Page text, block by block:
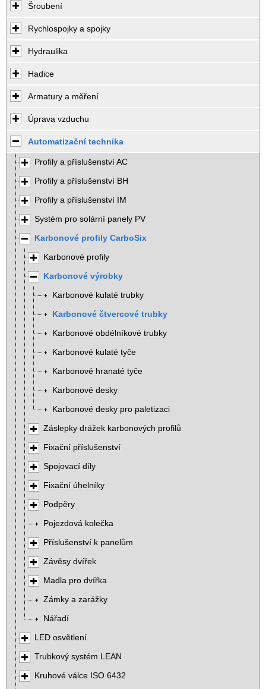
Šroubení
Rychlospojky a spojky
Hydraulika
Hadice
Armatury a měření
Úprava vzduchu
Automatizační technika
Profily a příslušenství AC
Profily a příslušenství BH
Profily a příslušenství IM
Systém pro solární panely PV
Karbonové profily CarboSix
Karbonové profily
Karbonové výrobky
Karbonové kulaté trubky
Karbonové čtvercové trubky
Karbonové obdélníkové trubky
Karbonové kulaté tyče
Karbonové hranaté tyče
Karbonové desky
Karbonové desky pro paletizaci
Záslepky drážek karbonových profilů
Fixační příslušenství
Spojovací díly
Fixační úhelníky
Podpěry
Pojezdová kolečka
Příslušenství k panelům
Závěsy dvířek
Madla pro dvířka
Zámky a zarážky
Nářadí
LED osvětlení
Trubkový systém LEAN
Kruhové válce ISO 6432